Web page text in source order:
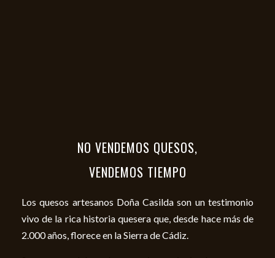
NO VENDEMOS QUESOS,
VENDEMOS TIEMPO
Los quesos artesanos Doña Casilda son un testimonio
vivo de la rica historia quesera que, desde hace más de
2.000 años, florece en la Sierra de Cádiz.